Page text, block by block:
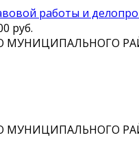
работы и
руб.
МУНИЦИПАЛЬНОГО
МУНИЦИПАЛЬНОГО